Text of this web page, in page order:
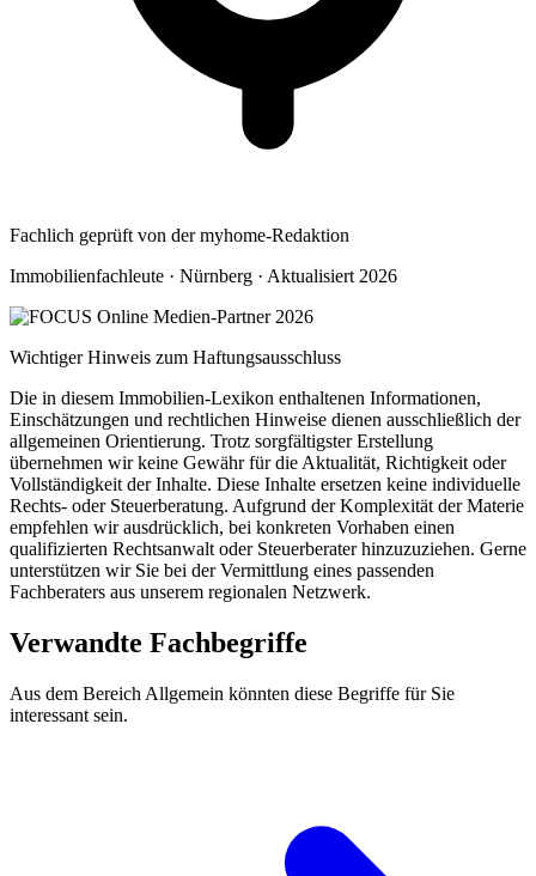
Fachlich geprüft von der myhome-Redaktion
Immobilienfachleute · Nürnberg · Aktualisiert 2026
Wichtiger Hinweis zum Haftungsausschluss
Die in diesem Immobilien-Lexikon enthaltenen Informationen,
Einschätzungen und rechtlichen Hinweise dienen ausschließlich der
allgemeinen Orientierung. Trotz sorgfältigster Erstellung
übernehmen wir keine Gewähr für die Aktualität, Richtigkeit oder
Vollständigkeit der Inhalte. Diese Inhalte ersetzen keine individuelle
Rechts- oder Steuerberatung. Aufgrund der Komplexität der Materie
empfehlen wir ausdrücklich, bei konkreten Vorhaben einen
qualifizierten Rechtsanwalt oder Steuerberater hinzuzuziehen. Gerne
unterstützen wir Sie bei der Vermittlung eines passenden
Fachberaters aus unserem regionalen Netzwerk.
Verwandte Fachbegriffe
Aus dem Bereich Allgemein könnten diese Begriffe für Sie
interessant sein.